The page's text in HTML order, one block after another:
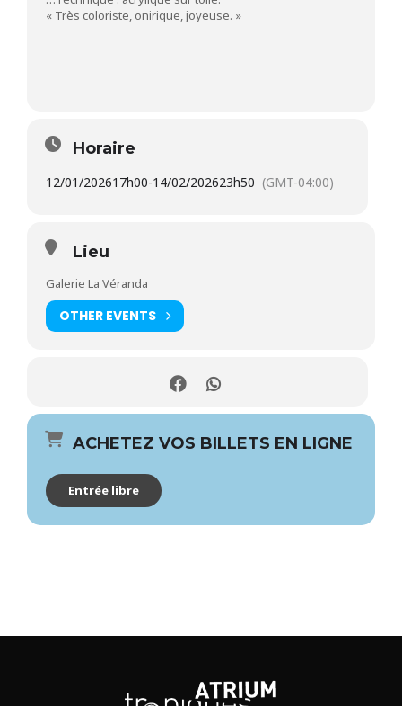
« Très coloriste, onirique, joyeuse. »
Horaire
12/01/202617h00-14/02/202623h50 (GMT-04:00)
Lieu
Galerie La Véranda
OTHER EVENTS
ACHETEZ VOS BILLETS EN LIGNE
Entrée libre